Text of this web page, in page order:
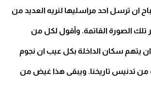
ان ترسل احد مراسليها لنريه العديد من
غير تلك الصورة القاتمة. وأقول لكل من
يتهم سكان الداخلة بكل عيب ان نجوم
من تدنيس تاريخنا. ويبقى هذا غيض من